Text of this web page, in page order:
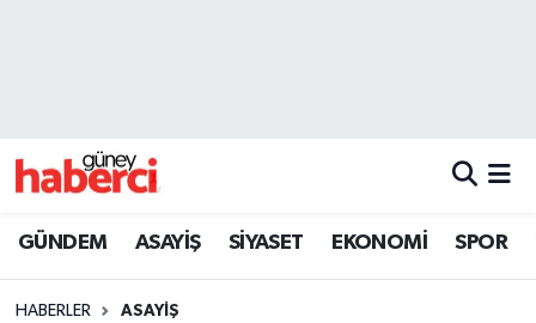
GÜNDEM ASAYİŞ SİYASET EKONOMİ SPOR
HABERLER ASAYİŞ
Beyoğlu Trafik Yoğunluk Haritası